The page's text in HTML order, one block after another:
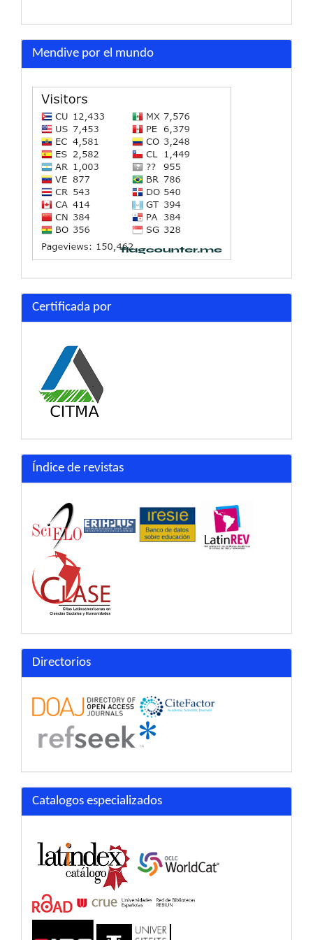
Mendive por el mundo
Certificada por
Índice de revistas
Directorios
Catalogos especializados